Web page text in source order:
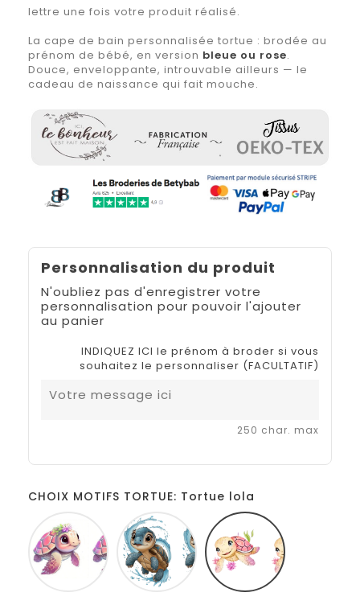
lettre une fois votre produit réalisé.
La cape de bain personnalisée tortue : brodée au
prénom de bébé, en version bleue ou rose.
Douce, enveloppante, introuvable ailleurs — le
cadeau de naissance qui fait mouche.
Personnalisation du produit
N'oubliez pas d'enregistrer votre
personnalisation pour pouvoir l'ajouter
au panier
INDIQUEZ ICI le prénom à broder si vous
souhaitez le personnaliser (FACULTATIF)
250 char. max
CHOIX MOTIFS TORTUE: Tortue lola
Tortue
laly
Tortue
lilou